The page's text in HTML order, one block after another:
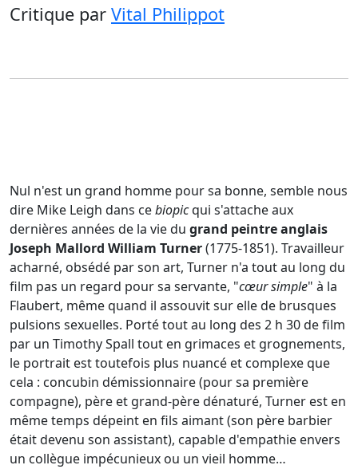
Critique par Vital Philippot
Nul n'est un grand homme pour sa bonne, semble nous
dire Mike Leigh dans cebiopicqui s'attache aux
dernières années de la vie du grand peintre anglais
Joseph Mallord William Turner(1775-1851). Travailleur
acharné, obsédé par son art, Turner n'a tout au long du
film pas un regard pour sa servante, "cœur simple" à la
Flaubert, même quand il assouvit sur elle de brusques
pulsions sexuelles. Porté tout au long des 2 h 30 de film
par un Timothy Spall tout en grimaces et grognements,
le portrait est toutefois plus nuancé et complexe que
cela : concubin démissionnaire (pour sa première
compagne), père et grand-père dénaturé, Turner est en
même temps dépeint en fils aimant (son père barbier
était devenu son assistant), capable d'empathie envers
un collègue impécunieux ou un vieil homme…